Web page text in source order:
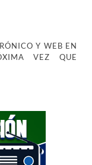
Y WEB EN
VEZ QUE